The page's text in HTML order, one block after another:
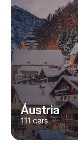
#
YXWG36PR
Áustria
111 cars